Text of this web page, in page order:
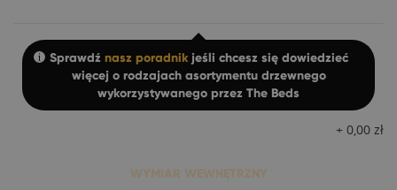
Sprawdź nasz poradnikjeśli chcesz się dowiedzieć
więcej o rodzajach asortymentu drzewnego
wykorzystywanego przez The Beds
+ 0,00 zł
WYMIAR WEWNĘTRZNY